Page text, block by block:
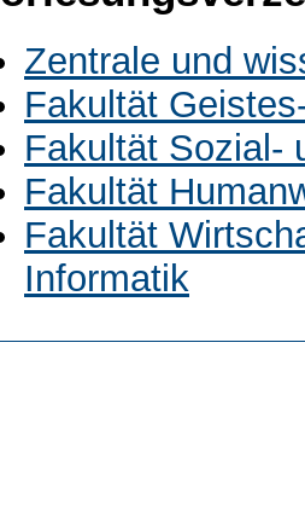
Zentrale und
Fakultät
Fakultät Sozial-
Fakultät
Fakultät
Informatik